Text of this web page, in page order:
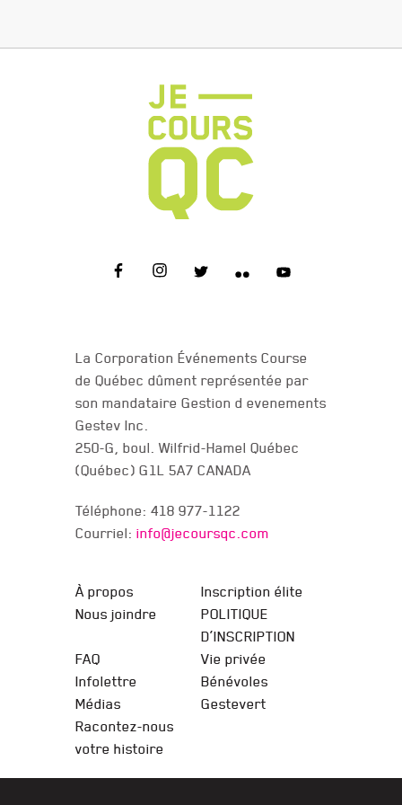
La Corporation Événements Course
de Québec dûment représentée par
son mandataire Gestion d evenements
Gestev Inc.
250-G, boul. Wilfrid-Hamel Québec
(Québec) G1L 5A7 CANADA
Téléphone: 418 977-1122
Courriel: info@jecoursqc.com
À propos
Inscription élite
Nous joindre
POLITIQUE
D’INSCRIPTION
FAQ
Vie privée
Infolettre
Bénévoles
Médias
Gestevert
Racontez-nous
votre histoire